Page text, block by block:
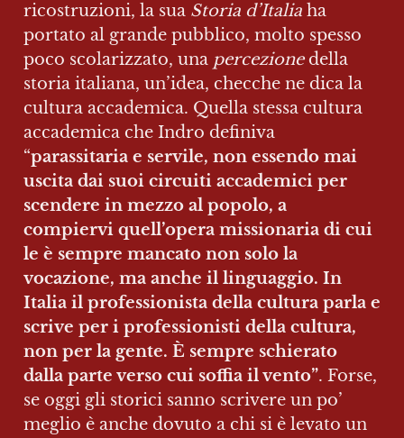
ricostruzioni, la sua Storia d’Italia ha
portato al grande pubblico, molto spesso
poco scolarizzato, una percezione della
storia italiana, un’idea, checche ne dica la
cultura accademica. Quella stessa cultura
accademica che Indro definiva
“parassitaria e servile, non essendo mai
uscita dai suoi circuiti accademici per
scendere in mezzo al popolo, a
compiervi quell’opera missionaria di cui
le è sempre mancato non solo la
vocazione, ma anche il linguaggio. In
Italia il professionista della cultura parla e
scrive per i professionisti della cultura,
non per la gente. È sempre schierato
dalla parte verso cui soffia il vento”. Forse,
se oggi gli storici sanno scrivere un po’
meglio è anche dovuto a chi si è levato un